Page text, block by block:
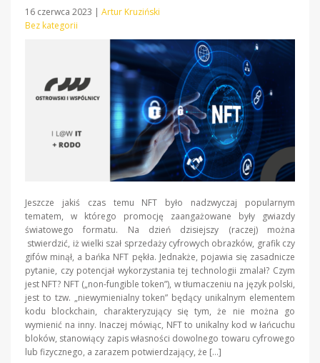
16 czerwca 2023 | Artur Kruziński
Bez kategorii
Jeszcze jakiś czas temu NFT było nadzwyczaj popularnym
tematem, w którego promocję zaangażowane były gwiazdy
światowego formatu. Na dzień dzisiejszy (raczej) można
stwierdzić, iż wielki szał sprzedaży cyfrowych obrazków, grafik czy
gifów minął, a bańka NFT pękła. Jednakże, pojawia się zasadnicze
pytanie, czy potencjał wykorzystania tej technologii zmalał? Czym
jest NFT? NFT („non-fungible token”), w tłumaczeniu na język polski,
jest to tzw. „niewymienialny token” będący unikalnym elementem
kodu blockchain, charakteryzujący się tym, że nie można go
wymienić na inny. Inaczej mówiąc, NFT to unikalny kod w łańcuchu
bloków, stanowiący zapis własności dowolnego towaru cyfrowego
lub fizycznego, a zarazem potwierdzający, że […]